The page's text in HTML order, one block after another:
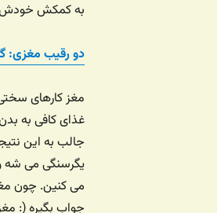
به کمکش خودش
دو رقیب مغزی:
مغز کارهای سختی
غذای کافی به
جالب به این
یگرسنگی می شه
می کنین. چون
جواب بگیره (: